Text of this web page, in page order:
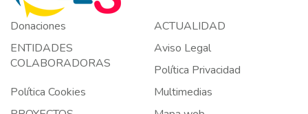
Donaciones
ACTUALIDAD
ENTIDADES
COLABORADORAS
Aviso Legal
Política Privacidad
Política Cookies
Multimedias